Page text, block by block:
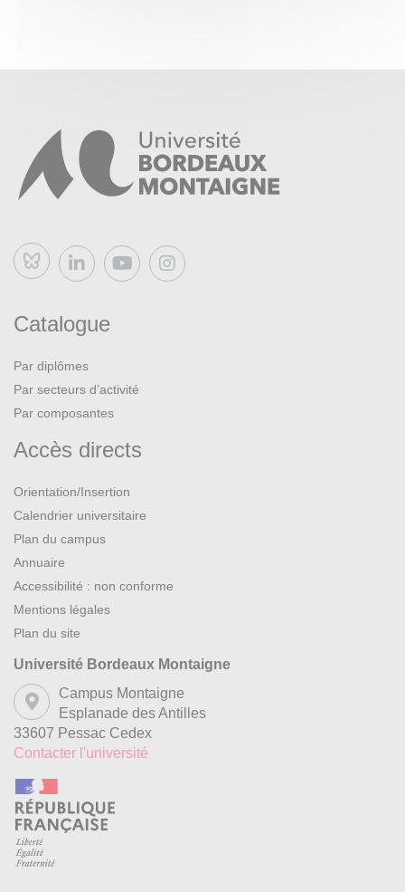
Bluesky
Catalogue
Par diplômes
Par secteurs d’activité
Par composantes
Accès directs
Orientation/Insertion
Calendrier universitaire
Plan du campus
Annuaire
Accessibilité : non conforme
Mentions légales
Plan du site
Université Bordeaux Montaigne
Campus Montaigne
Esplanade des Antilles
33607 Pessac Cedex
Contacter l'université